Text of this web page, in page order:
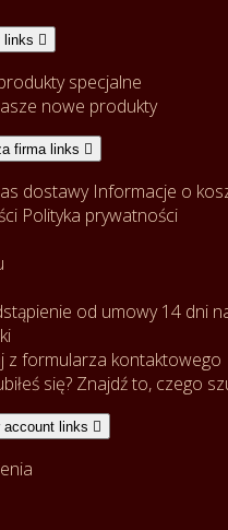
links 
specjalne
nowe produkty
firma links 
dostawy Informacje o
Polityka prywatności
od umowy14 dni
z formularza kontaktowego
się? Znajdź to, czego
account links 